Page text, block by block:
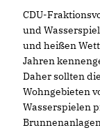
CDU-
und
und heißen
Jahren
Daher sollten
Wohngebieten
Wasserspielen